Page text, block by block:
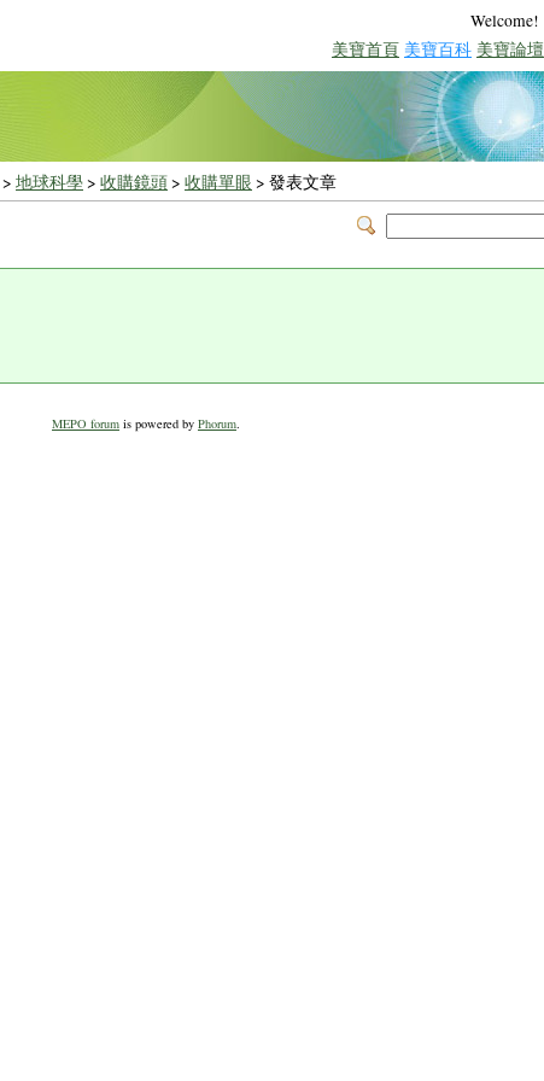
Welcome!
美寶首頁 美寶百科 美寶論壇
> 地球科學> 收購鏡頭> 收購單眼 > 發表文章
MEPO forum is powered by Phorum.